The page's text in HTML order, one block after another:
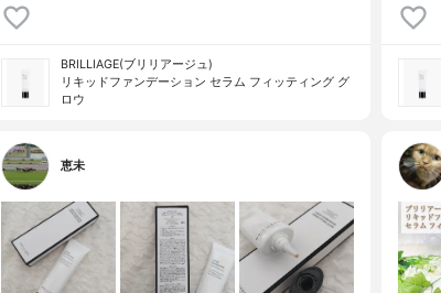
BRILLIAGE(ブリリアージュ)
リキッドファンデーション セラム フィッティング グ
ロウ
恵未